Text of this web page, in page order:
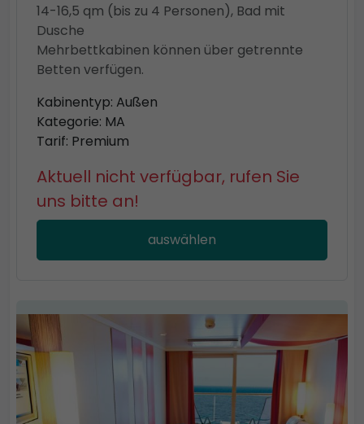
14-16,5 qm (bis zu 4 Personen), Bad mit
Dusche
Mehrbettkabinen können über getrennte
Betten verfügen.
Kabinentyp: Außen
Kategorie: MA
Tarif: Premium
Aktuell nicht verfügbar, rufen Sie
uns bitte an!
auswählen